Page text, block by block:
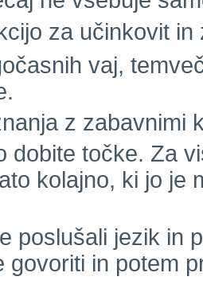
za učinkovit in
vaj,
z zabavnimi
dobite točke. Za
kolajno, ki jo je
poslušali jezik in
govoriti in potem